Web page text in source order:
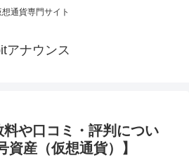
想通貨専門サイト
アナウンス
や口コミ・評判につい
資産（仮想通貨）】